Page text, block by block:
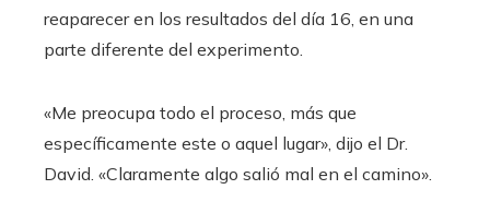
reaparecer en los resultados del día 16, en una
parte diferente del experimento.
«Me preocupa todo el proceso, más que
específicamente este o aquel lugar», dijo el Dr.
David. «Claramente algo salió mal en el camino».